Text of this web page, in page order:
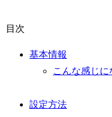
目次
基本情報
こんな感じに
設定方法